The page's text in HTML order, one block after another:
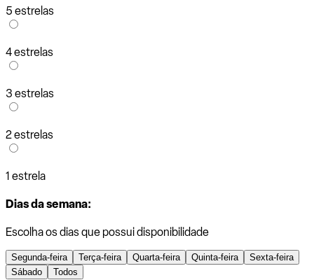
5 estrelas
4 estrelas
3 estrelas
2 estrelas
1 estrela
Dias da semana:
Escolha os dias que possui disponibilidade
Segunda-feira Terça-feira Quarta-feira Quinta-feira
Sexta-feira
Sábado
Todos